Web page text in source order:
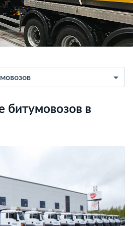
битумовозов в